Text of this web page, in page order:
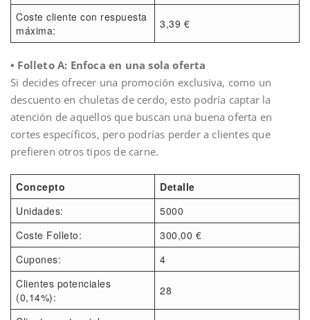
Coste cliente con respuesta
máxima:
3,39 €
• Folleto A: Enfoca en una sola oferta
Si decides ofrecer una promoción exclusiva, como un
descuento en chuletas de cerdo, esto podría captar la
atención de aquellos que buscan una buena oferta en
cortes específicos, pero podrías perder a clientes que
prefieren otros tipos de carne.
Concepto
Detalle
Unidades:
5000
Coste Folleto:
300,00 €
Cupones:
4
Clientes potenciales
(0,14%):
28